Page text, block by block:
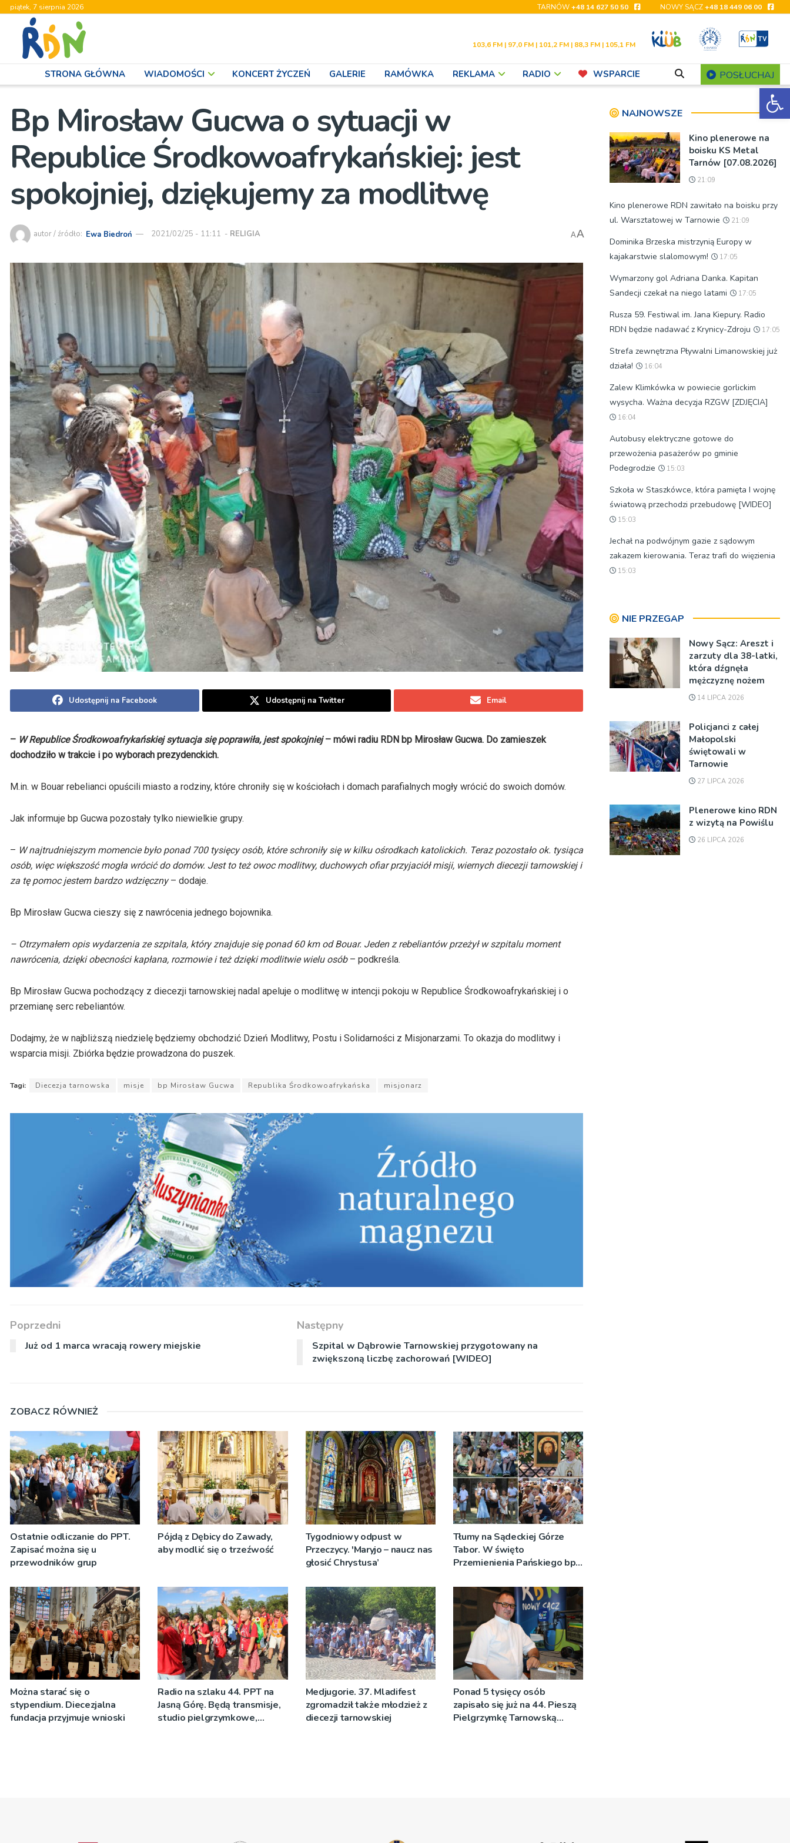
piątek, 7 sierpnia 2026 TARNÓW+48 14 627 50 50 NOWY SĄCZ+48 18 449 06 00
103,6 FM | 97,0 FM | 101,2 FM | 88,3 FM | 105,1 FM
STRONA GŁÓWNA WIADOMOŚCI KONCERT ŻYCZEŃ GALERIE RAMÓWKA REKLAMA RADIO WSPARCIE POSŁUCHAJ
Bp Mirosław Gucwa o sytuacji w
Republice Środkowoafrykańskiej: jest
spokojniej, dziękujemy za modlitwę
autor / źródło: Ewa Biedroń 2021/02/25 - 11:11 - RELIGIA AA
Udostępnij na Facebook Udostępnij na Twitter Email
– W Republice Środkowoafrykańskiej sytuacja się poprawiła, jest spokojniej– mówi radiu RDN bp Mirosław Gucwa. Do zamieszek
dochodziło w trakcie i po wyborach prezydenckich.
M.in. w Bouar rebelianci opuścili miasto a rodziny, które chroniły się w kościołach i domach parafialnych mogły wrócić do swoich domów.
Jak informuje bp Gucwa pozostały tylko niewielkie grupy.
– W najtrudniejszym momencie było ponad 700 tysięcy osób, które schroniły się w kilku ośrodkach katolickich. Teraz pozostało ok. tysiąca
osób, więc większość mogła wrócić do domów. Jest to też owoc modlitwy, duchowych ofiar przyjaciół misji, wiernych diecezji tarnowskiej i
za tę pomoc jestem bardzo wdzięczny– dodaje.
Bp Mirosław Gucwa cieszy się z nawrócenia jednego bojownika.
– Otrzymałem opis wydarzenia ze szpitala, który znajduje się ponad 60 km od Bouar. Jeden z rebeliantów przeżył w szpitalu moment
nawrócenia, dzięki obecności kapłana, rozmowie i też dzięki modlitwie wielu osób– podkreśla.
Bp Mirosław Gucwa pochodzący z diecezji tarnowskiej nadal apeluje o modlitwę w intencji pokoju w Republice Środkowoafrykańskiej i o
przemianę serc rebeliantów.
Dodajmy, że w najbliższą niedzielę będziemy obchodzić Dzień Modlitwy, Postu i Solidarności z Misjonarzami. To okazja do modlitwy i
wsparcia misji. Zbiórka będzie prowadzona do puszek.
Tagi: Diecezja tarnowska misje bp Mirosław Gucwa Republika Środkowoafrykańska misjonarz
Poprzedni
Już od 1 marca wracają rowery miejskie
Następny
Szpital w Dąbrowie Tarnowskiej przygotowany na
zwiększoną liczbę zachorowań [WIDEO]
ZOBACZ RÓWNIEŻ
Ostatnie odliczanie do PPT.
Zapisać można się u
przewodników grup
Pójdą z Dębicy do Zawady,
aby modlić się o trzeźwość
Tygodniowy odpust w
Przeczycy. 'Maryjo – naucz nas
głosić Chrystusa’
Tłumy na Sądeckiej Górze
Tabor. W święto
Przemienienia Pańskiego bp
Sakramentów [ZDJĘCIA]
Można starać się o
stypendium. Diecezjalna
fundacja przyjmuje wnioski
Radio na szlaku 44. PPT na
Jasną Górę. Będą transmisje,
studio pielgrzymkowe,
Medjugorie. 37. Mladifest
zgromadził także młodzież z
diecezji tarnowskiej
Ponad 5 tysięcy osób
zapisało się już na 44. Pieszą
Pielgrzymkę Tarnowską
NAJNOWSZE
Kino plenerowe na
boisku KS Metal
Tarnów [07.08.2026]
21:09
Kino plenerowe RDN zawitało na boisku przy
ul. Warsztatowej w Tarnowie
21:09
Dominika Brzeska mistrzynią Europy w
kajakarstwie slalomowym!
17:05
Wymarzony gol Adriana Danka. Kapitan
Sandecji czekał na niego latami
17:05
Rusza 59. Festiwal im. Jana Kiepury. Radio
RDN będzie nadawać z Krynicy-Zdroju
17:05
Strefa zewnętrzna Pływalni Limanowskiej już
działa!
16:04
Zalew Klimkówka w powiecie gorlickim
wysycha. Ważna decyzja RZGW [ZDJĘCIA]
16:04
Autobusy elektryczne gotowe do
przewożenia pasażerów po gminie
Podegrodzie
15:03
Szkoła w Staszkówce, która pamięta I wojnę
światową przechodzi przebudowę [WIDEO]
15:03
Jechał na podwójnym gazie z sądowym
zakazem kierowania. Teraz trafi do więzienia
15:03
NIE PRZEGAP
Nowy Sącz: Areszt i
zarzuty dla 38-latki,
która dźgnęła
mężczyznę nożem
14 LIPCA 2026
Policjanci z całej
Małopolski
świętowali w
Tarnowie
27 LIPCA 2026
Plenerowe kino RDN
z wizytą na Powiślu
26 LIPCA 2026